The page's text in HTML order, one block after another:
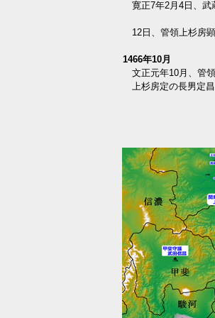
寛正7年2月4日、武
12日、管領上杉房顕
1466年10月
文正元年10月、管
上杉房定の長男定昌